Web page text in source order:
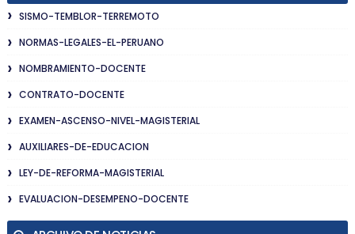
SISMO-TEMBLOR-TERREMOTO
NORMAS-LEGALES-EL-PERUANO
NOMBRAMIENTO-DOCENTE
CONTRATO-DOCENTE
EXAMEN-ASCENSO-NIVEL-MAGISTERIAL
AUXILIARES-DE-EDUCACION
LEY-DE-REFORMA-MAGISTERIAL
EVALUACION-DESEMPENO-DOCENTE